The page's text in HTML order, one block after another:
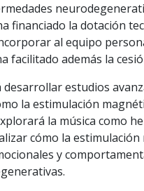
financiado la dotación
al equipo
facilitado además la
estudios
la estimulación
la música como
cómo la
y